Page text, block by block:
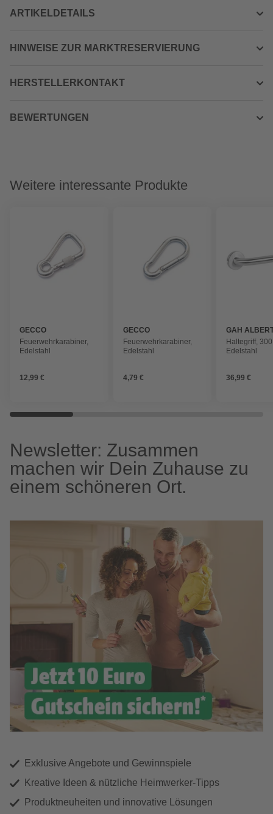
ARTIKELDETAILS
HINWEISE ZUR MARKTRESERVIERUNG
HERSTELLERKONTAKT
BEWERTUNGEN
Weitere interessante Produkte
GECCO
Feuerwehrkarabiner,
Edelstahl
12,99 €
GECCO
Feuerwehrkarabiner,
Edelstahl
4,79 €
GAH
Haltegriff,
Edelstahl
36,99 €
Newsletter: Zusammen
machen wir Dein Zuhause zu
einem schöneren Ort.
Exklusive Angebote und Gewinnspiele
Kreative Ideen & nützliche Heimwerker-Tipps
Produktneuheiten und innovative Lösungen